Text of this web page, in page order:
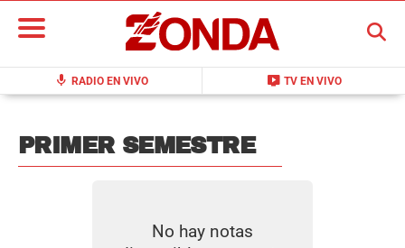
mic RADIO EN VIVO live_tv TV EN VIVO
BUSCAR
PRIMER SEMESTRE
No hay notas